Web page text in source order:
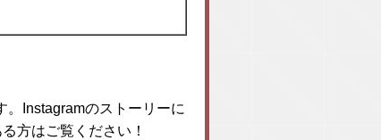
。Instagramのストーリーに
方はご覧ください！